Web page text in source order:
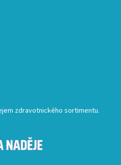
zdravotnického sortimentu.